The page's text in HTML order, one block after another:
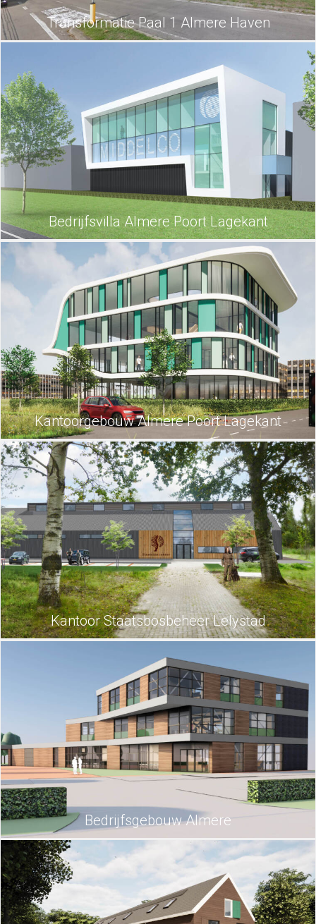
Transformatie Paal 1 Almere Haven
Bedrijfsvilla Almere Poort Lagekant
Kantoorgebouw Almere Poort Lagekant
Kantoor Staatsbosbeheer Lelystad
Bedrijfsgebouw Almere